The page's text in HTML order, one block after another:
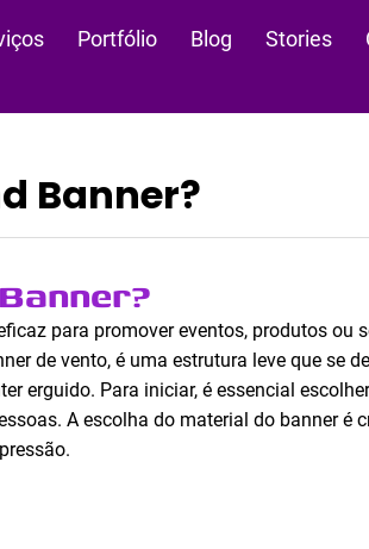
Portfólio Blog Stories
Banner?
para promover eventos, produtos ou
de vento, é uma estrutura leve que se
erguido. Para iniciar, é essencial
A escolha do material do banner é